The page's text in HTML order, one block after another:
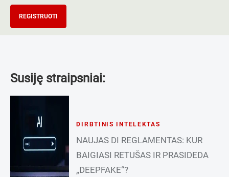
REGISTRUOTI
Susiję straipsniai:
DIRBTINIS INTELEKTAS
NAUJAS DI REGLAMENTAS: KUR
BAIGIASI RETUŠAS IR PRASIDEDA
„DEEPFAKE“?